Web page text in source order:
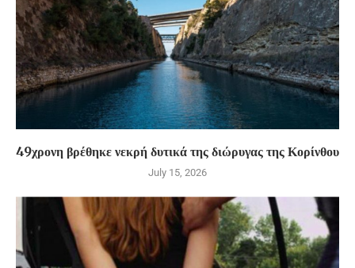
49χρονη βρέθηκε νεκρή δυτικά της διώρυγας της Κορίνθου
July 15, 2026